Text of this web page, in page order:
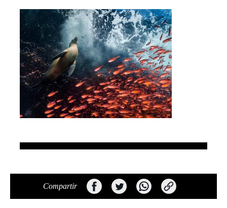
Compartir